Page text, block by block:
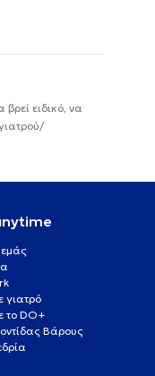
ειδικό, να
εμάς
γιατρό
το DO+
Βάρους